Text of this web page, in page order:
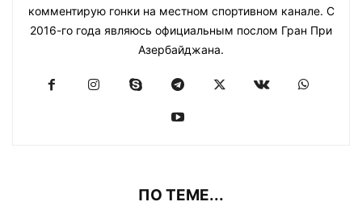
комментирую гонки на местном спортивном канале. С
2016-го года являюсь официальным послом Гран При
Азербайджана.
ПО ТЕМЕ...